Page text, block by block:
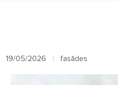
19/05/2026 fasādes